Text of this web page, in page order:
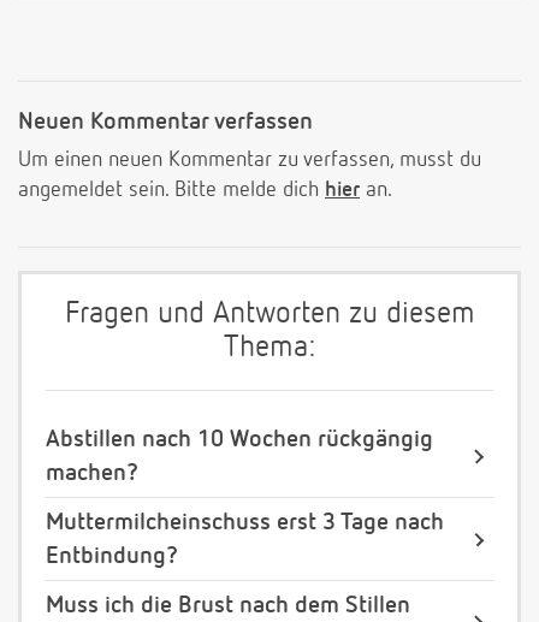
Neuen Kommentar verfassen
Um einen neuen Kommentar zu verfassen, musst du
angemeldet sein. Bitte melde dich hier an.
Fragen und Antworten zu diesem
Thema:
Abstillen nach 10 Wochen rückgängig
machen?
Muttermilcheinschuss erst 3 Tage nach
Entbindung?
Muss ich die Brust nach dem Stillen